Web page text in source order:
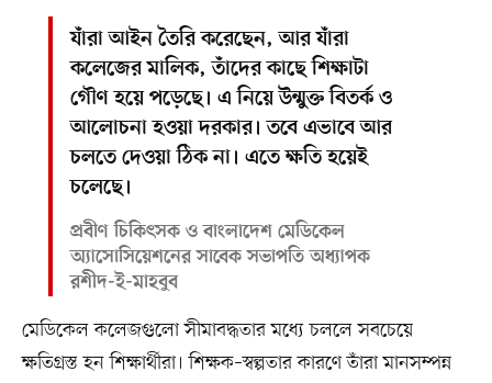
যাঁরা আইন তৈরি করেছেন, আর যাঁরা
কলেজের মালিক, তাঁদের কাছে শিক্ষাটা
গৌণ হয়ে পড়েছে। এ নিয়ে উন্মুক্ত বিতর্ক ও
আলোচনা হওয়া দরকার। তবে এভাবে আর
চলতে দেওয়া ঠিক না। এতে ক্ষতি হয়েই
চলেছে।
প্রবীণ চিকিৎসক ও বাংলাদেশ মেডিকেল
অ্যাসোসিয়েশনের সাবেক সভাপতি অধ্যাপক
রশীদ-ই-মাহবুব
মেডিকেল কলেজগুলো সীমাবদ্ধতার মধ্যে চললে সবচেয়ে
ক্ষতিগ্রস্ত হন শিক্ষার্থীরা। শিক্ষক–স্বল্পতার কারণে তাঁরা মানসম্পন্ন